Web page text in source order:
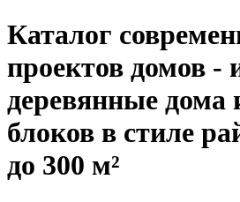
Каталог
проектов домов -
деревянные дома
блоков в стиле
до 300 м²